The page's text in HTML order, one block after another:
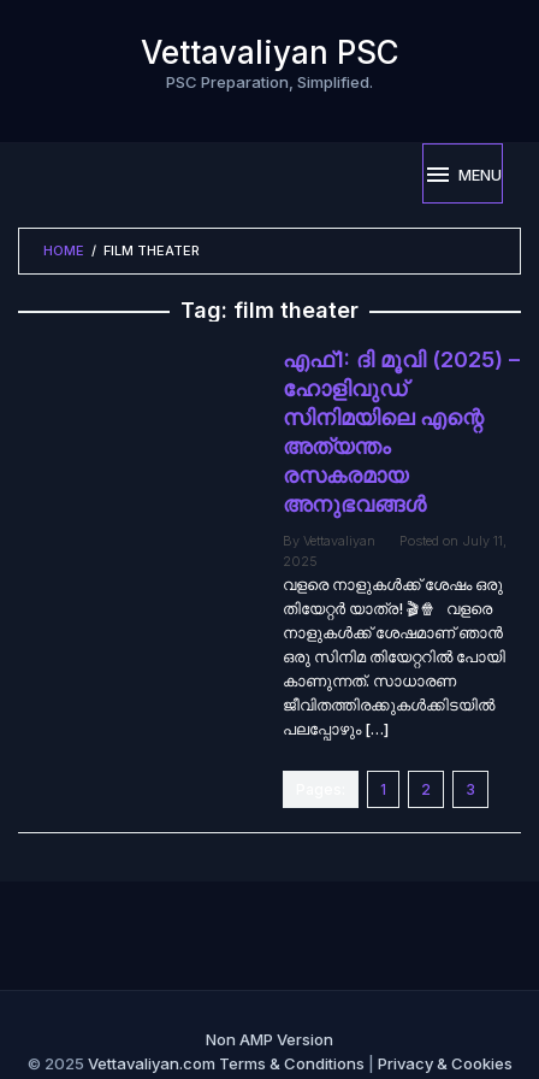
Vettavaliyan PSC
PSC Preparation, Simplified.
MENU
HOME / FILM THEATER
Tag: film theater
എഫ്1: ദി മൂവി (2025) –
ഹോളിവുഡ്
സിനിമയിലെ എന്റെ
അത്യന്തം
രസകരമായ
അനുഭവങ്ങൾ
By Vettavaliyan Posted on July 11,
2025
വളരെ നാളുകൾക്ക് ശേഷം ഒരു
തിയേറ്റർ യാത്ര! 🎬🍿 വളരെ
നാളുകൾക്ക് ശേഷമാണ് ഞാൻ
ഒരു സിനിമ തിയേറ്ററിൽ പോയി
കാണുന്നത്. സാധാരണ
ജീവിതത്തിരക്കുകൾക്കിടയിൽ
പലപ്പോഴും […]
1 2 3
Non AMP Version
© 2025 Vettavaliyan.com Terms & Conditions
Privacy & Cookies